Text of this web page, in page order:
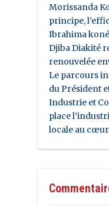
Morissanda
principe,
Ibrahima koné
Djiba Diakité
renouvelée
Le parcours
du Président
Industrie et
place
locale au